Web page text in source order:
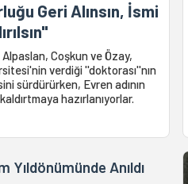
Geri Alınsın, İsmi
Coşkun ve Özay,
verdiği ''doktorası''nın
sürdürürken, Evren adının
hazırlanıyorlar.
Yıldönümünde Anıldı